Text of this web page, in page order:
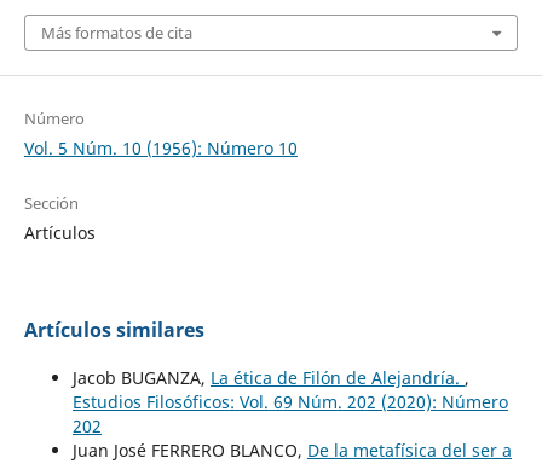
Más formatos de cita
Número
Vol. 5 Núm. 10 (1956): Número 10
Sección
Artículos
Artículos similares
Jacob BUGANZA, La ética de Filón de Alejandría. ,
Estudios Filosóficos: Vol. 69 Núm. 202 (2020): Número
202
Juan José FERRERO BLANCO, De la metafísica del ser a